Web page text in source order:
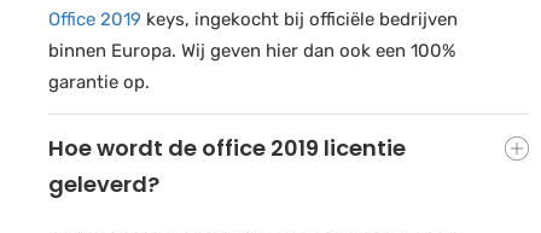
Office 2019 keys, ingekocht bij officiële bedrijven
binnen Europa. Wij geven hier dan ook een 100%
garantie op.
Hoe wordt de office 2019 licentie
geleverd?